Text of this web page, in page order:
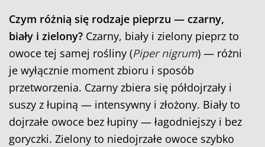
Czym różnią się rodzaje pieprzu — czarny,
biały i zielony? Czarny, biały i zielony pieprz to
owoce tej samej rośliny (Piper nigrum) — różni
je wyłącznie moment zbioru i sposób
przetworzenia. Czarny zbiera się półdojrzały i
suszy z łupiną — intensywny i złożony. Biały to
dojrzałe owoce bez łupiny — łagodniejszy i bez
goryczki. Zielony to niedojrzałe owoce szybko